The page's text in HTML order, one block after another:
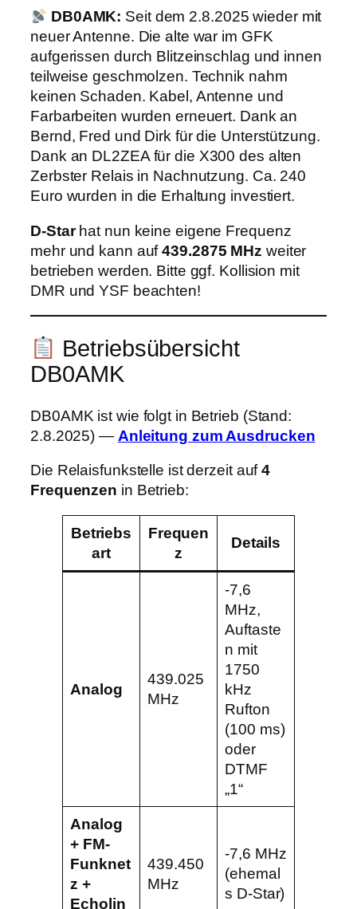
DB0AMK: Seit dem 2.8.2025 wieder mit
neuer Antenne. Die alte war im GFK
aufgerissen durch Blitzeinschlag und innen
teilweise geschmolzen. Technik nahm
keinen Schaden. Kabel, Antenne und
Farbarbeiten wurden erneuert. Dank an
Bernd, Fred und Dirk für die Unterstützung.
Dank an DL2ZEA für die X300 des alten
Zerbster Relais in Nachnutzung. Ca. 240
Euro wurden in die Erhaltung investiert.
D-Starhat nun keine eigene Frequenz
mehr und kann auf439.2875 MHz weiter
betrieben werden. Bitte ggf. Kollision mit
DMR und YSF beachten!
Betriebsübersicht
DB0AMK
DB0AMK ist wie folgt in Betrieb (Stand:
2.8.2025) — Anleitung zum Ausdrucken
Die Relaisfunkstelle ist derzeit auf4
Frequenzen in Betrieb:
Betriebs
art
Frequen
z
Details
Analog
439.025
MHz
-7,6
MHz,
Auftaste
n mit
1750
kHz
Rufton
(100 ms)
oder
DTMF
„1“
Analog
+ FM-
Funknet
z +
Echolin
439.450
MHz
-7,6 MHz
(ehemal
s D-Star)